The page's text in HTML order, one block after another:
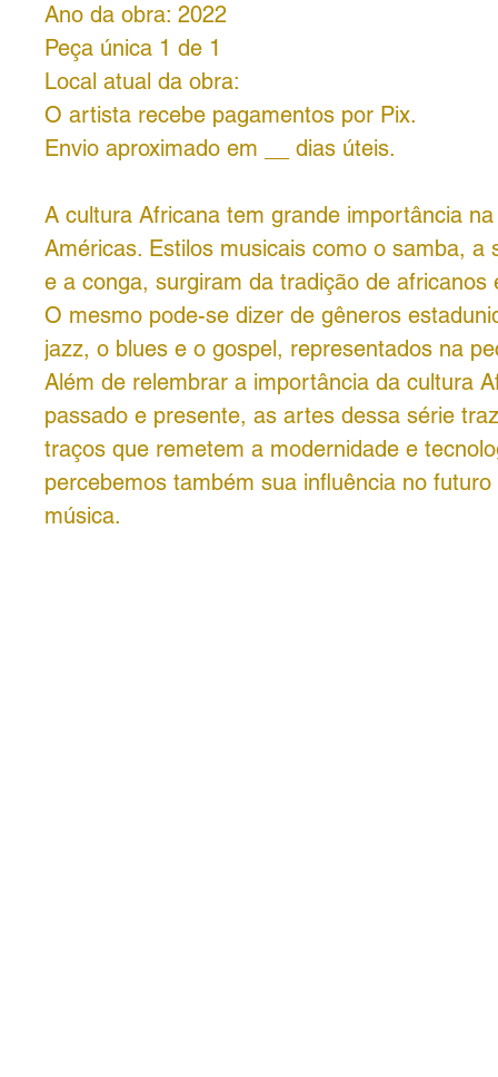
Ano da obra: 2022
Peça única 1 de 1
Local atual da obra:
O artista recebe pagamentos por Pix.
Envio aproximado em __ dias úteis.
A cultura Africana tem grande importância
Américas. Estilos musicais como o samba, a
e a conga, surgiram da tradição de africanos
O mesmo pode-se dizer de gêneros
jazz, o blues e o gospel, representados na
Além de relembrar a importância da cultura
passado e presente, as artes dessa série
traços que remetem a modernidade e
percebemos também sua influência no
música.